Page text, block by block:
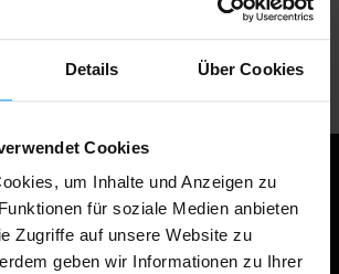
Details Über Cookies
Cookies
um Inhalte und Anzeigen zu
für soziale Medien anbieten
Zugriffe auf unsere Website zu
geben wir Informationen zu Ihrer